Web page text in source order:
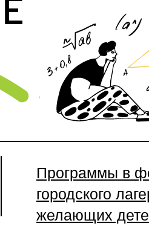
Программы в
городского
желающих